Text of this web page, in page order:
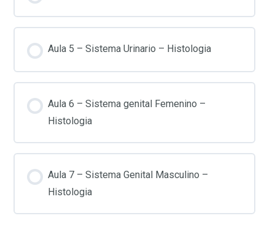
Aula 5 – Sistema Urinario – Histologia
Aula 6 – Sistema genital Femenino –
Histologia
Aula 7 – Sistema Genital Masculino –
Histologia